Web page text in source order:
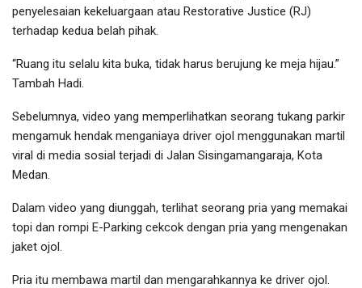
penyelesaian kekeluargaan atau Restorative Justice (RJ)
terhadap kedua belah pihak.
“Ruang itu selalu kita buka, tidak harus berujung ke meja hijau.”
Tambah Hadi.
Sebelumnya, video yang memperlihatkan seorang tukang parkir
mengamuk hendak menganiaya driver ojol menggunakan martil
viral di media sosial terjadi di Jalan Sisingamangaraja, Kota
Medan.
Dalam video yang diunggah, terlihat seorang pria yang memakai
topi dan rompi E-Parking cekcok dengan pria yang mengenakan
jaket ojol.
Pria itu membawa martil dan mengarahkannya ke driver ojol.